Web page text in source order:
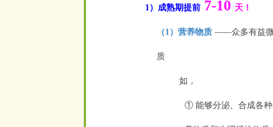
1）成熟期提前 7-10 天！
（1）营养物质 ——众多有益
质
如，
① 能够分泌、合成各